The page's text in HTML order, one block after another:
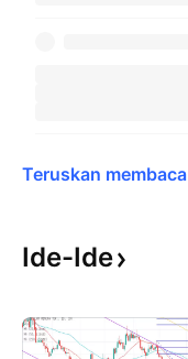
Teruskan membaca
Ide-Ide